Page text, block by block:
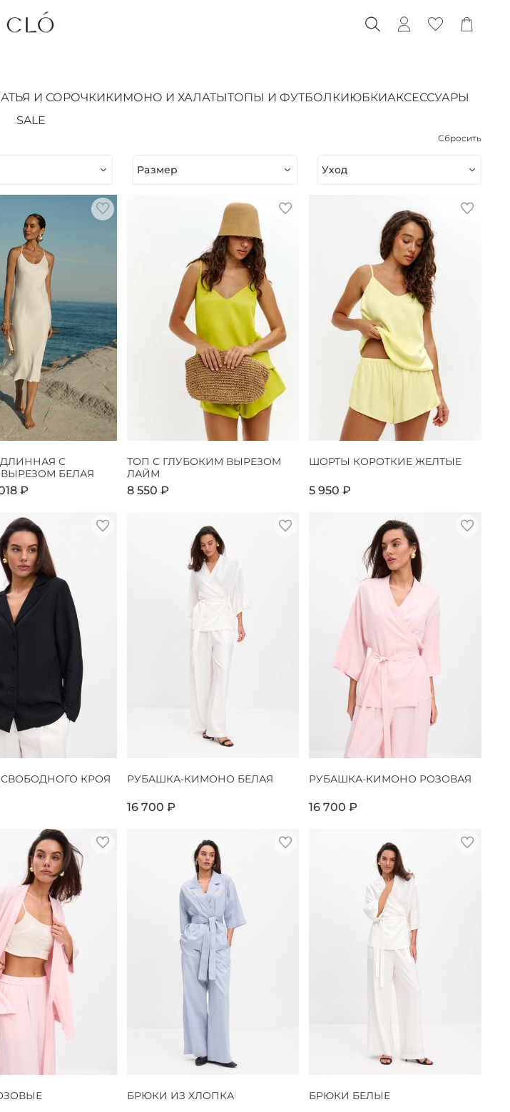
И СОРОЧКИКИМОНО И ХАЛАТЫТОПЫ И ФУТБОЛКИЮБКИАКСЕССУАРЫ
SALE
Сбросить
Размер Уход
С
БЕЛАЯ
₽
ТОП С ГЛУБОКИМ ВЫРЕЗОМ
ЛАЙМ
8 550 ₽
ШОРТЫ КОРОТКИЕ ЖЕЛТЫЕ
5 950 ₽
КРОЯ
РУБАШКА-КИМОНО БЕЛАЯ
16 700 ₽
РУБАШКА-КИМОНО РОЗОВАЯ
16 700 ₽
БРЮКИ ИЗ ХЛОПКА БРЮКИ БЕЛЫЕ